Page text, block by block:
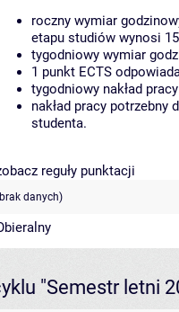
roczny wymiar
etapu studiów wynosi
tygodniowy wymiar
1 punkt ECTS
tygodniowy nakład
nakład pracy
studenta.
reguły punktacji
danych)
"Semestr letni